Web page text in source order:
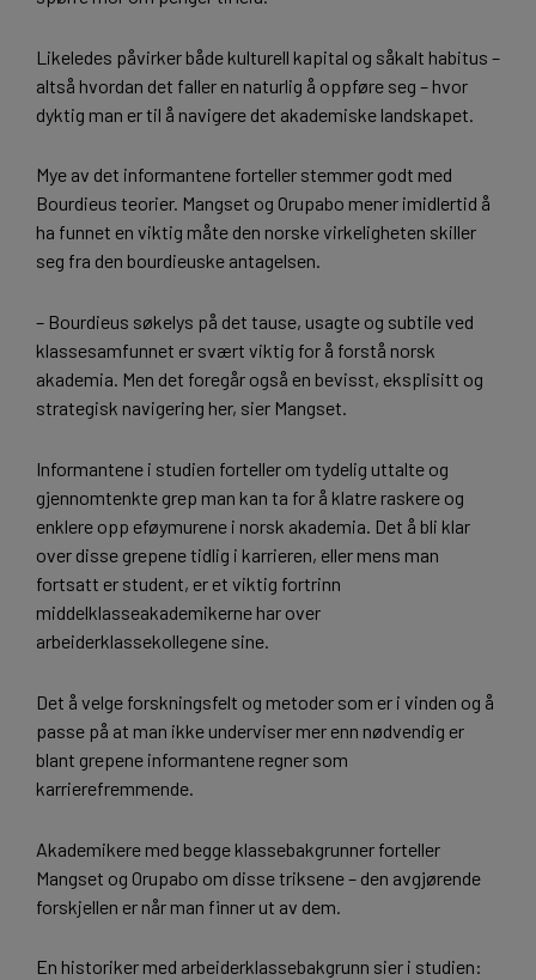
Likeledes påvirker både kulturell kapital og såkalt habitus –
altså hvordan det faller en naturlig å oppføre seg – hvor
dyktig man er til å navigere det akademiske landskapet.
Mye av det informantene forteller stemmer godt med
Bourdieus teorier. Mangset og Orupabo mener imidlertid å
ha funnet en viktig måte den norske virkeligheten skiller
seg fra den bourdieuske antagelsen.
– Bourdieus søkelys på det tause, usagte og subtile ved
klassesamfunnet er svært viktig for å forstå norsk
akademia. Men det foregår også en bevisst, eksplisitt og
strategisk navigering her, sier Mangset.
Informantene i studien forteller om tydelig uttalte og
gjennomtenkte grep man kan ta for å klatre raskere og
enklere opp eføymurene i norsk akademia. Det å bli klar
over disse grepene tidlig i karrieren, eller mens man
fortsatt er student, er et viktig fortrinn
middelklasseakademikerne har over
arbeiderklassekollegene sine.
Det å velge forskningsfelt og metoder som er i vinden og å
passe på at man ikke underviser mer enn nødvendig er
blant grepene informantene regner som
karrierefremmende.
Akademikere med begge klassebakgrunner forteller
Mangset og Orupabo om disse triksene – den avgjørende
forskjellen er når man finner ut av dem.
En historiker med arbeiderklassebakgrunn sier i studien: